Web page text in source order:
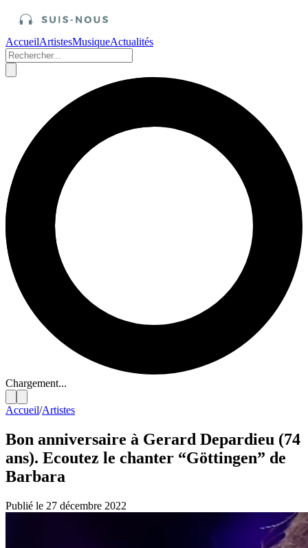
AccueilArtistesMusiqueActualités
Chargement...
Accueil/Artistes
Bon anniversaire à Gerard Depardieu (74
ans). Ecoutez le chanter “Göttingen” de
Barbara
Publié le 27 décembre 2022